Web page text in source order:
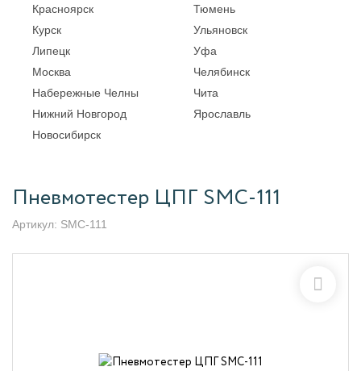
Красноярск
Курск
Липецк
Москва
Набережные Челны
Нижний Новгород
Новосибирск
Тюмень
Ульяновск
Уфа
Челябинск
Чита
Ярославль
Пневмотестер ЦПГ SMC-111
Артикул: SMC-111